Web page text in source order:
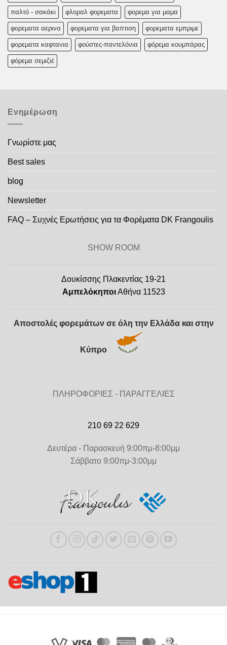
παλτό - σακάκι φλοραλ φορεματα φορεμα για μαμα
φορεματα αερινα φορεματα για βαπτιση φορεματα εμπριμε
φορεματα καφτανια φούστες-παντελόνια φόρεμα κουμπάρας
φόρεμα σεμιζιέ
Ενημέρωση
Γνωρίστε μας
Best sales
blog
Newsletter
FAQ – Συχνές Ερωτήσεις για τα Φορέματα DK Frangoulis
SHOW ROOM
Δουκίσσης Πλακεντίας 19-21
ΑμπελόκηποιΑθήνα 11523
Αποστολές φορεμάτων σε όλη την Ελλάδα και στην
Κύπρο
ΠΛΗΡΟΦΟΡΙΕΣ - ΠΑΡΑΓΓΕΛΙΕΣ
210 69 22 629
Δευτέρα - Παρασκευή 9:00πμ-8:00μμ
Σάββατο 9:00πμ-3:00μμ